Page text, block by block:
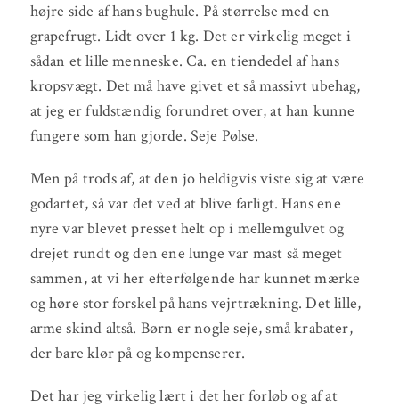
højre side af hans bughule. På størrelse med en
grapefrugt. Lidt over 1 kg. Det er virkelig meget i
sådan et lille menneske. Ca. en tiendedel af hans
kropsvægt. Det må have givet et så massivt ubehag,
at jeg er fuldstændig forundret over, at han kunne
fungere som han gjorde. Seje Pølse.
Men på trods af, at den jo heldigvis viste sig at være
godartet, så var det ved at blive farligt. Hans ene
nyre var blevet presset helt op i mellemgulvet og
drejet rundt og den ene lunge var mast så meget
sammen, at vi her efterfølgende har kunnet mærke
og høre stor forskel på hans vejrtrækning. Det lille,
arme skind altså. Børn er nogle seje, små krabater,
der bare klør på og kompenserer.
Det har jeg virkelig lært i det her forløb og af at